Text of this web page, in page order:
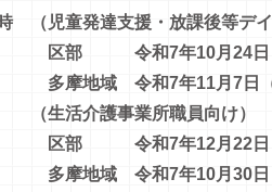
（児童発達支援・放課後等デイ
部 令和7年10月24
令和7年11月7日（金曜
介護事業所職員向け）
和7年12月22日（月曜
令和7年10月30日（木